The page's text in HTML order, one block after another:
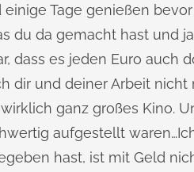
Tage genießen
du da gemacht hast und
dass es jeden Euro auch
dir und deiner Arbeit nicht
ganz großes Kino.
aufgestellt
hast, ist mit Geld